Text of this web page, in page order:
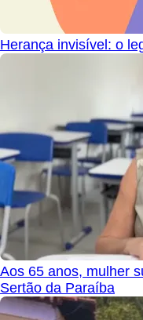
Herança invisível: o
Aos 65 anos, mulher
Sertão da Paraíba